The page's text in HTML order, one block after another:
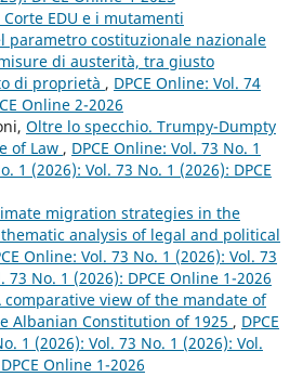
Corte EDU e i mutamenti
parametro costituzionale nazionale
di austerità, tra giusto
di proprietà , DPCE Online: Vol. 74
Online 2-2026
Oltre lo specchio. Trumpy-Dumpty
of Law , DPCE Online: Vol. 73 No. 1
1 (2026): Vol. 73 No. 1 (2026): DPCE
migration strategies in the
analysis of legal and political
Online: Vol. 73 No. 1 (2026): Vol. 73
73 No. 1 (2026): DPCE Online 1-2026
comparative view of the mandate of
Albanian Constitution of 1925 , DPCE
1 (2026): Vol. 73 No. 1 (2026): Vol.
Online 1-2026